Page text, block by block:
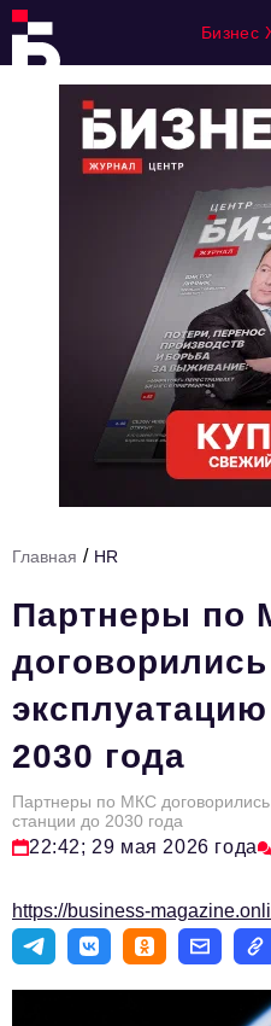
Бизнес
Регулирование
Премия "Тульский Бизнес"
История тульского
Тема номера
HR
Персона номера
Инфраструктура развития
Технологии и тренды
Туризм
Мероприятия
Главная / HR
Партнеры по
2030 года
Партнеры по МКС
станции до 2030 года
22:42; 29 мая 2026 года
https://business-